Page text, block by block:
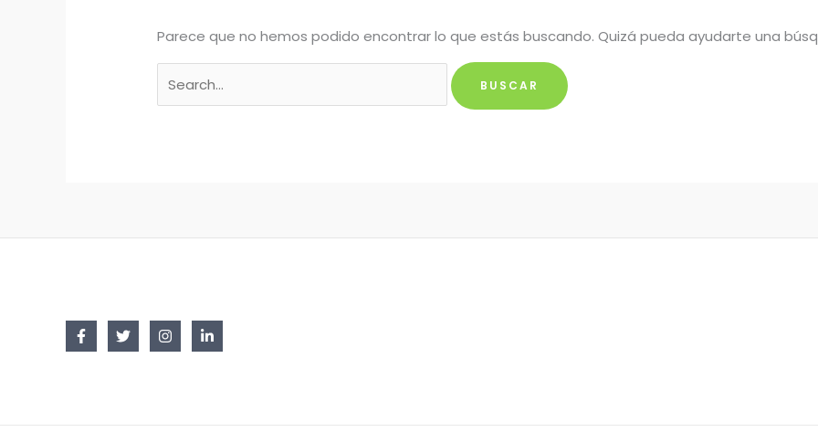
Parece que no hemos podido encontrar lo que estás buscando. Quizá pueda ayudarte una